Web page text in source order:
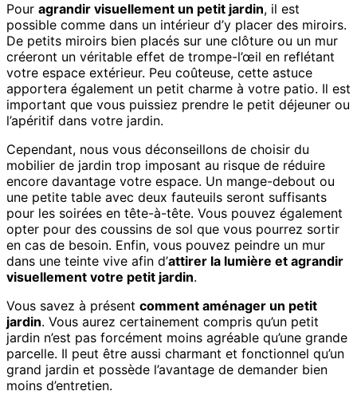
Pour agrandir visuellement un petit jardin, il est
possible comme dans un intérieur d’y placer des miroirs.
De petits miroirs bien placés sur une clôture ou un mur
créeront un véritable effet de trompe-l’œil en reflétant
votre espace extérieur. Peu coûteuse, cette astuce
apportera également un petit charme à votre patio. Il est
important que vous puissiez prendre le petit déjeuner ou
l’apéritif dans votre jardin.
Cependant, nous vous déconseillons de choisir du
mobilier de jardin trop imposant au risque de réduire
encore davantage votre espace. Un mange-debout ou
une petite table avec deux fauteuils seront suffisants
pour les soirées en tête-à-tête. Vous pouvez également
opter pour des coussins de sol que vous pourrez sortir
en cas de besoin. Enfin, vous pouvez peindre un mur
dans une teinte vive afin d’attirer la lumière et agrandir
visuellement votre petit jardin.
Vous savez à présent comment aménager un petit
jardin. Vous aurez certainement compris qu’un petit
jardin n’est pas forcément moins agréable qu’une grande
parcelle. Il peut être aussi charmant et fonctionnel qu’un
grand jardin et possède l’avantage de demander bien
moins d’entretien.